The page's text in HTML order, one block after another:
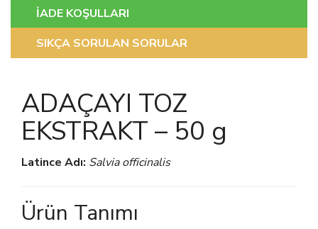
İADE KOŞULLARI
SIKÇA SORULAN SORULAR
ADAÇAYI TOZ
EKSTRAKT – 50 g
Latince Adı: Salvia officinalis
Ürün Tanımı